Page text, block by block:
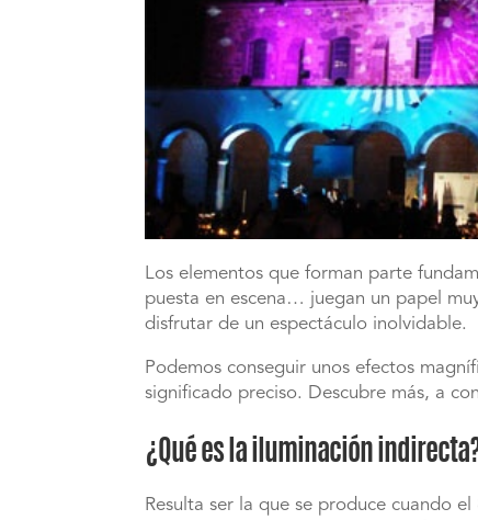
Los elementos que forman parte
puesta en escena… juegan un papel
disfrutar de un espectáculo inolvidable.
Podemos conseguir unos efectos
significado preciso. Descubre más, a
¿Qué es la iluminación
Resulta ser la que se produce cuando